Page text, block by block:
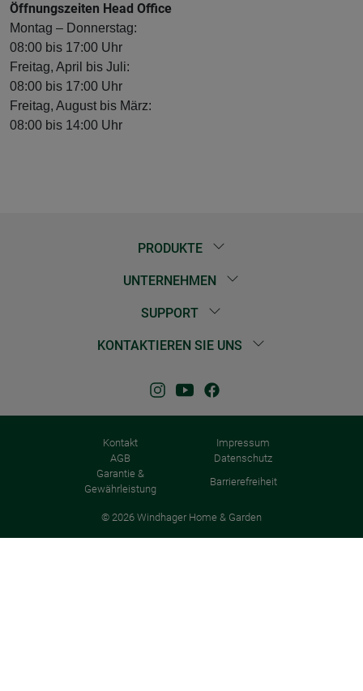
Öffnungszeiten Head Office
Montag – Donnerstag:
08:00 bis 17:00 Uhr
Freitag, April bis Juli:
08:00 bis 17:00 Uhr
Freitag, August bis März:
08:00 bis 14:00 Uhr
PRODUKTE
UNTERNEHMEN
SUPPORT
KONTAKTIEREN SIE UNS
Kontakt
Impressum
AGB
Datenschutz
Garantie &
Gewährleistung
Barrierefreiheit
© 2026 Windhager Home & Garden